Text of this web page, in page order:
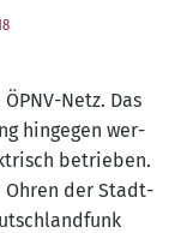
Netz. Das
hin­ge­gen wer­
betrie­ben.
Ohren der Stadt­